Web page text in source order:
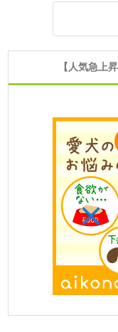
【人気急上